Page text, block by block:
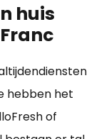
huis
hebben het
of